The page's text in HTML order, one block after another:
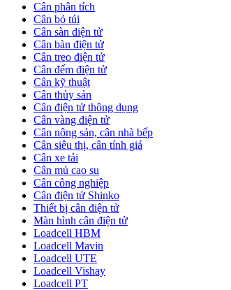
Cân phân tích
Cân bỏ túi
Cân sàn điện tử
Cân bàn điện tử
Cân treo điện tử
Cân đếm điện tử
Cân kỹ thuật
Cân thủy sản
Cân điện tử thông dụng
Cân vàng điện tử
Cân nông sản, cân nhà bếp
Cân siêu thị, cân tính giá
Cân xe tải
Cân mủ cao su
Cân công nghiệp
Cân điện tử Shinko
Thiết bị cân điện tử
Màn hình cân điện tử
Loadcell HBM
Loadcell Mavin
Loadcell UTE
Loadcell Vishay
Loadcell PT